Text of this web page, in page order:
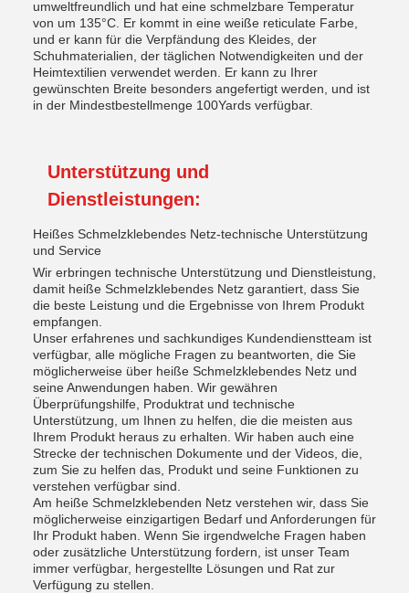
umweltfreundlich und hat eine schmelzbare Temperatur
von um 135°C. Er kommt in eine weiße reticulate Farbe,
und er kann für die Verpfändung des Kleides, der
Schuhmaterialien, der täglichen Notwendigkeiten und der
Heimtextilien verwendet werden. Er kann zu Ihrer
gewünschten Breite besonders angefertigt werden, und ist
in der Mindestbestellmenge 100Yards verfügbar.
Unterstützung und
Dienstleistungen:
Heißes Schmelzklebendes Netz-technische Unterstützung
und Service
Wir erbringen technische Unterstützung und Dienstleistung,
damit heiße Schmelzklebendes Netz garantiert, dass Sie
die beste Leistung und die Ergebnisse von Ihrem Produkt
empfangen.
Unser erfahrenes und sachkundiges Kundendienstteam ist
verfügbar, alle mögliche Fragen zu beantworten, die Sie
möglicherweise über heiße Schmelzklebendes Netz und
seine Anwendungen haben. Wir gewähren
Überprüfungshilfe, Produktrat und technische
Unterstützung, um Ihnen zu helfen, die die meisten aus
Ihrem Produkt heraus zu erhalten. Wir haben auch eine
Strecke der technischen Dokumente und der Videos, die,
zum Sie zu helfen das, Produkt und seine Funktionen zu
verstehen verfügbar sind.
Am heiße Schmelzklebenden Netz verstehen wir, dass Sie
möglicherweise einzigartigen Bedarf und Anforderungen für
Ihr Produkt haben. Wenn Sie irgendwelche Fragen haben
oder zusätzliche Unterstützung fordern, ist unser Team
immer verfügbar, hergestellte Lösungen und Rat zur
Verfügung zu stellen.